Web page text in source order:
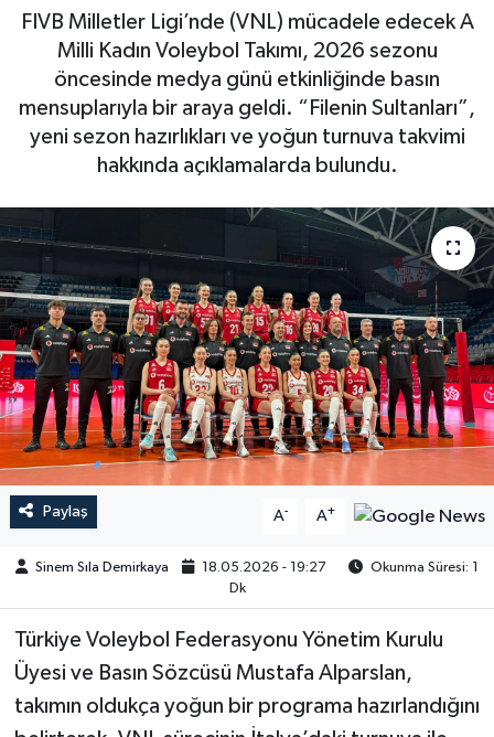
FIVB Milletler Ligi’nde (VNL) mücadele edecek A
Milli Kadın Voleybol Takımı, 2026 sezonu
öncesinde medya günü etkinliğinde basın
mensuplarıyla bir araya geldi. “Filenin Sultanları”,
yeni sezon hazırlıkları ve yoğun turnuva takvimi
hakkında açıklamalarda bulundu.
Paylaş A- A+
Sinem Sıla Demirkaya 18.05.2026 - 19:27
Okunma Süresi: 1
Dk
Türkiye Voleybol Federasyonu Yönetim Kurulu
Üyesi ve Basın Sözcüsü Mustafa Alparslan,
takımın oldukça yoğun bir programa hazırlandığını